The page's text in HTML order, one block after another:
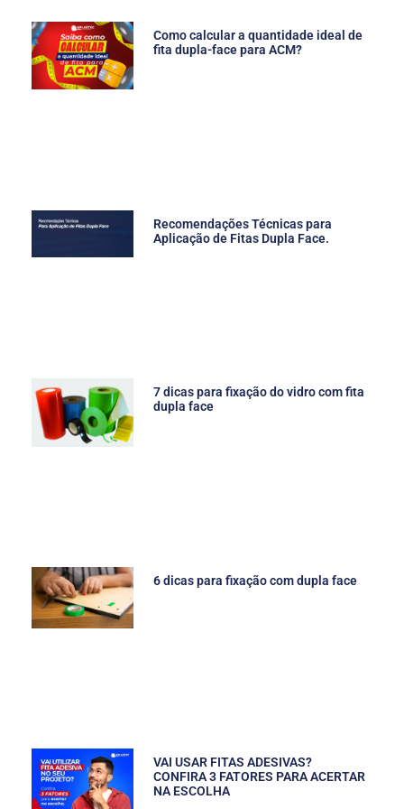
Como calcular a quantidade ideal de
fita dupla-face para ACM?
Recomendações Técnicas para
Aplicação de Fitas Dupla Face.
7 dicas para fixação do vidro com fita
dupla face
6 dicas para fixação com dupla face
VAI USAR FITAS ADESIVAS?
CONFIRA 3 FATORES PARA ACERTAR
NA ESCOLHA